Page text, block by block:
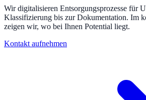
Wir digitalisieren Entsorgungsprozesse für
Klassifizierung bis zur Dokumentation. Im
zeigen wir, wo bei Ihnen Potential liegt.
Kontakt aufnehmen